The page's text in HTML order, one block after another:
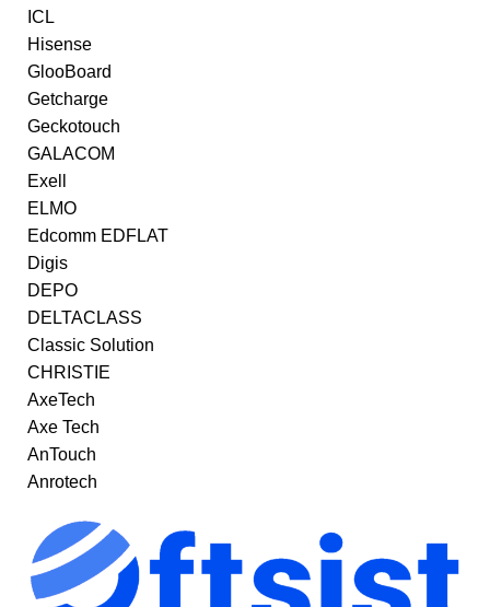
ICL
Hisense
GlooBoard
Getcharge
Geckotouch
GALACOM
Exell
ELMO
Edcomm EDFLAT
Digis
DEPO
DELTACLASS
Classic Solution
CHRISTIE
AxeTech
Axe Tech
AnTouch
Anrotech